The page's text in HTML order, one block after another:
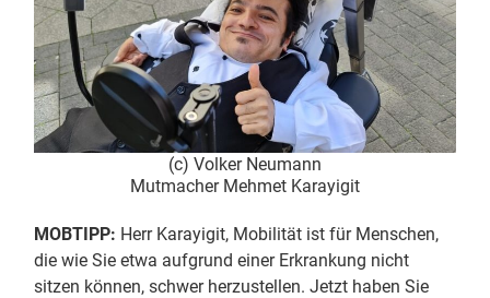
(c) Volker Neumann
Mutmacher Mehmet Karayigit
MOBTIPP: Herr Karayigit, Mobilität ist für Menschen,
die wie Sie etwa aufgrund einer Erkrankung nicht
sitzen können, schwer herzustellen. Jetzt haben Sie